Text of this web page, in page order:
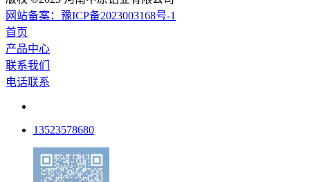
网站备案：豫ICP备2023003168号-1
首页
产品中心
联系我们
电话联系
13523578680